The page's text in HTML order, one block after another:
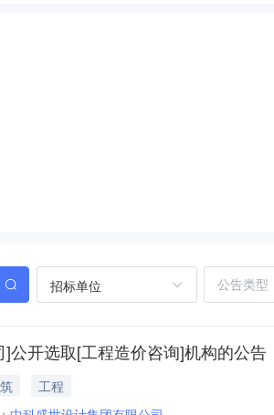
招标单位
公开选取[工程造价咨询]机构的公告
工程